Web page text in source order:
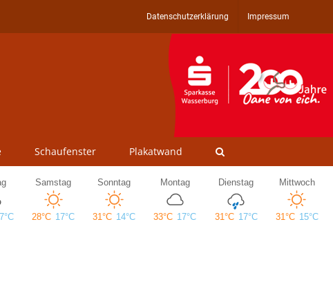
Datenschutzerklärung Impressum
Schaufenster Plakatwand